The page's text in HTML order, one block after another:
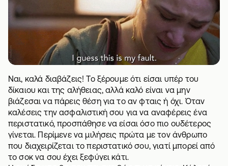
Ναι, καλά διαβάζεις! Το ξέρουμε ότι είσαι υπέρ του
δίκαιου και της αλήθειας, αλλά καλό είναι να μην
βιάζεσαι να πάρεις θέση για το αν φταις ή όχι. Όταν
καλέσεις την ασφαλιστική σου για να αναφέρεις ένα
περιστατικό, προσπάθησε να είσαι όσο πιο ουδέτερος
γίνεται. Περίμενε να μιλήσεις πρώτα με τον άνθρωπο
που διαχειρίζεται το περιστατικό σου, γιατί μπορεί από
το σοκ να σου έχει ξεφύγει κάτι.